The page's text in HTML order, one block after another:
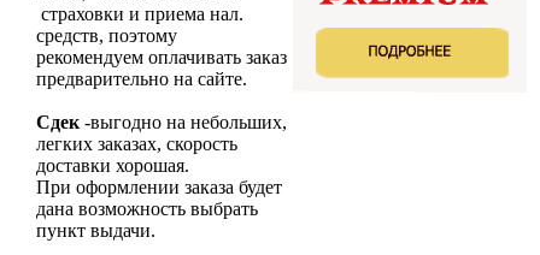
страховки и приема нал.
средств, поэтому
рекомендуем оплачивать заказ
предварительно на сайте.
Сдек -выгодно на небольших,
легких заказах, скорость
доставки хорошая.
При оформлении заказа будет
дана возможность выбрать
пункт выдачи.